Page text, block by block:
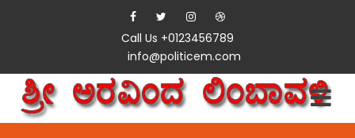
Call Us +0123456789
info@politicem.com